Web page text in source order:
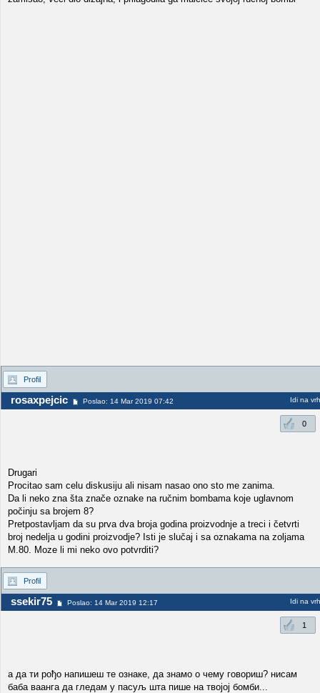
Profil
rosaxpejcic Poslao: 14 Mar 2019 07:42 Idi na vrh
0
Drugari
Procitao sam celu diskusiju ali nisam nasao ono sto me zanima.
Da li neko zna šta znače oznake na ručnim bombama koje uglavnom
počinju sa brojem 8?
Pretpostavljam da su prva dva broja godina proizvodnje a treci i četvrti
broj nedelja u godini proizvodje? Isti je slučaj i sa oznakama na zoljama
M.80. Moze li mi neko ovo potvrditi?
Profil
ssekir75 Poslao: 14 Mar 2019 12:17 Idi na vrh
1
а да ти рођо напишеш те ознаке, да знамо о чему говориш? нисам
баба ваанга да гледам у пасуљ шта пише на твојој бомби...